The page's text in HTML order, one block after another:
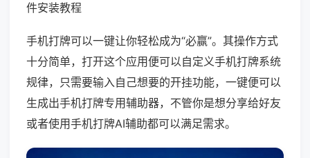
件安装教程
手机打牌可以一键让你轻松成为“必赢”。其操作方式
十分简单，打开这个应用便可以自定义手机打牌系统
规律，只需要输入自己想要的开挂功能，一键便可以
生成出手机打牌专用辅助器，不管你是想分享给好友
或者使用手机打牌AI辅助都可以满足需求。